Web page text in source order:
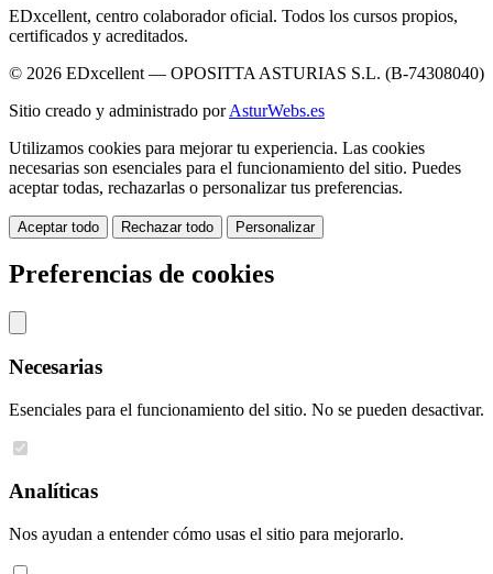
EDxcellent, centro colaborador oficial. Todos los cursos propios,
certificados y acreditados.
© 2026 EDxcellent — OPOSITTA ASTURIAS S.L. (B-74308040)
Sitio creado y administrado porAsturWebs.es
Utilizamos cookies para mejorar tu experiencia. Las cookies
necesarias son esenciales para el funcionamiento del sitio. Puedes
aceptar todas, rechazarlas o personalizar tus preferencias.
Aceptar todo Rechazar todo Personalizar
Preferencias de cookies
Necesarias
Esenciales para el funcionamiento del sitio. No se pueden desactivar.
Analíticas
Nos ayudan a entender cómo usas el sitio para mejorarlo.